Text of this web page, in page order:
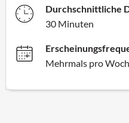
Durchschnittliche
30 Minuten
Mehrmals pro